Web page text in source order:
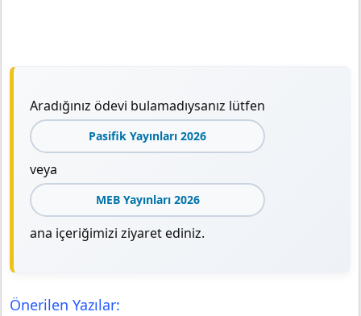
Aradığınız ödevi bulamadıysanız lütfen
Pasifik Yayınları 2026
veya
MEB Yayınları 2026
ana içeriğimizi ziyaret ediniz.
Önerilen Yazılar: